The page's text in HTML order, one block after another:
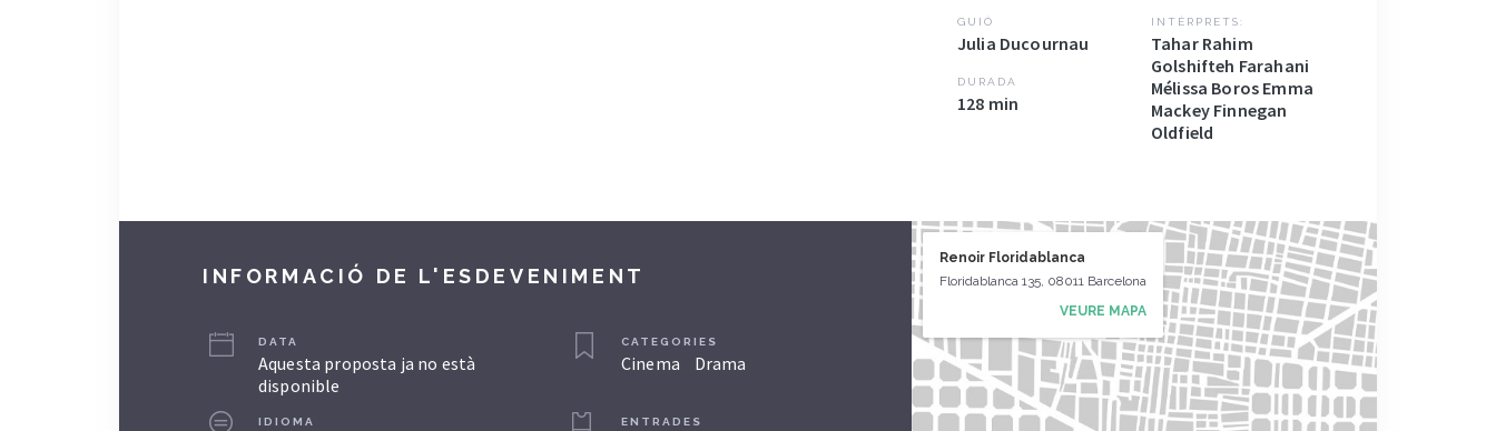
GUIÓ
Julia Ducournau
DURADA
128 min
INTÈRPRETS:
Tahar Rahim
Golshifteh Farahani
Mélissa Boros Emma
Mackey Finnegan
Oldfield
INFORMACIÓ DE L'ESDEVENIMENT
DATA
Aquesta proposta ja no està
disponible
IDIOMA
CATEGORIES
Cinema Drama
ENTRADES
Renoir Floridablanca
Floridablanca 135, 08011 Barcelona
VEURE MAPA